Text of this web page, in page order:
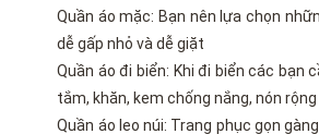
Quần áo mặc: Bạn nên lựa chọn
dễ gấp nhỏ và dễ giặt
Quần áo đi biển: Khi đi biển các bạn
tắm, khăn, kem chống nắng, nón
Quần áo leo núi: Trang phục gọn